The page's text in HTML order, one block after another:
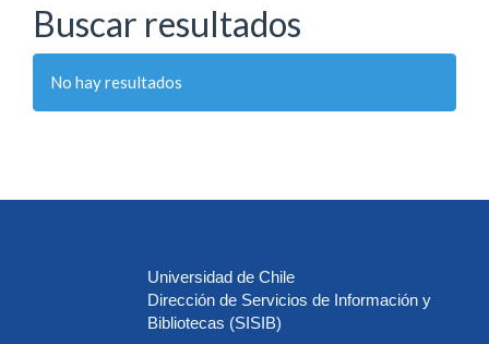
Buscar resultados
No hay resultados
Universidad de Chile
Dirección de Servicios de Información y
Bibliotecas (SISIB)